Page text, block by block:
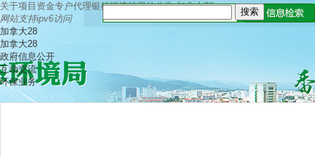
关于项目资金专户代理银行评选结果的公告-加拿大28
网站支持ipv6访问
加拿大28
加拿大28
政府信息公开
互动交流
环保业务